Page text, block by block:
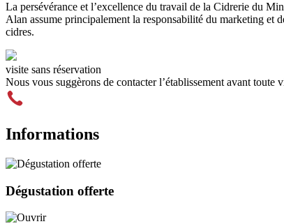
La persévérance et l’excellence du travail de la Cidrerie du
Alan assume principalement la responsabilité du marketing et
cidres.
visite sans réservation
Nous vous suggèrons de contacter l’établissement avant toute
Informations
Dégustation offerte